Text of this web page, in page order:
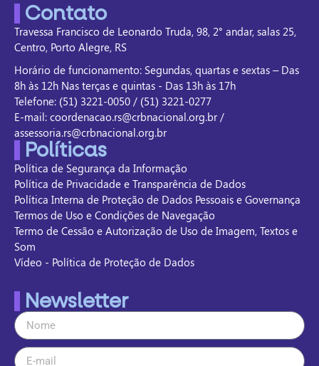
Contato
Travessa Francisco de Leonardo Truda, 98, 2° andar, salas 25,
Centro, Porto Alegre, RS
Horário de funcionamento: Segundas, quartas e sextas – Das
8h às 12h Nas terças e quintas - Das 13h às 17h
Telefone: (51) 3221-0050 / (51) 3221-0277
E-mail: coordenacao.rs@crbnacional.org.br /
assessoria.rs@crbnacional.org.br
Políticas
Política de Segurança da Informação
Política de Privacidade e Transparência de Dados
Política Interna de Proteção de Dados Pessoais e Governança
Termos de Uso e Condições de Navegação
Termo de Cessão e Autorização de Uso de Imagem, Textos e
Som
Vídeo - Política de Proteção de Dados
Newsletter